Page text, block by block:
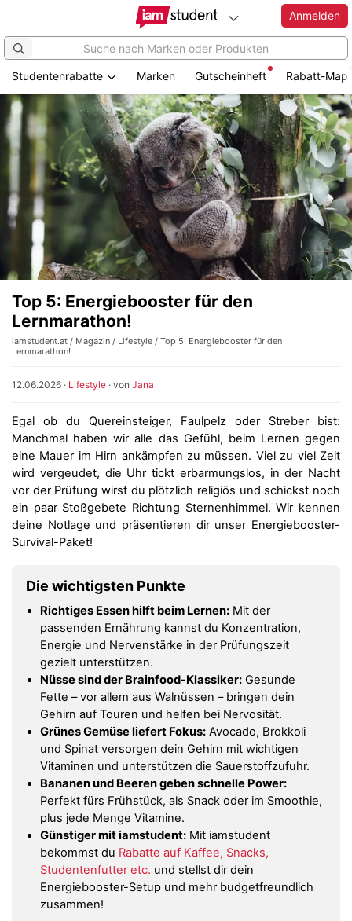
Anmelden
Studentenrabatte Marken Gutscheinheft Rabatt-Map
Top 5: Energiebooster für den
Lernmarathon!
iamstudent.at / Magazin / Lifestyle / Top 5: Energiebooster für den
Lernmarathon!
12.06.2026 · Lifestyle · von Jana
Egal ob du Quereinsteiger, Faulpelz oder Streber bist:
Manchmal haben wir alle das Gefühl, beim Lernen gegen
eine Mauer im Hirn ankämpfen zu müssen. Viel zu viel Zeit
wird vergeudet, die Uhr tickt erbarmungslos, in der Nacht
vor der Prüfung wirst du plötzlich religiös und schickst noch
ein paar Stoßgebete Richtung Sternenhimmel. Wir kennen
deine Notlage und präsentieren dir unser Energiebooster-
Survival-Paket!
Die wichtigsten Punkte
Richtiges Essen hilft beim Lernen: Mit der
passenden Ernährung kannst du Konzentration,
Energie und Nervenstärke in der Prüfungszeit
gezielt unterstützen.
Nüsse sind der Brainfood-Klassiker: Gesunde
Fette – vor allem aus Walnüssen – bringen dein
Gehirn auf Touren und helfen bei Nervosität.
Grünes Gemüse liefert Fokus: Avocado, Brokkoli
und Spinat versorgen dein Gehirn mit wichtigen
Vitaminen und unterstützen die Sauerstoffzufuhr.
Bananen und Beeren geben schnelle Power:
Perfekt fürs Frühstück, als Snack oder im Smoothie,
plus jede Menge Vitamine.
Günstiger mit iamstudent: Mit iamstudent
bekommst du Rabatte auf Kaffee, Snacks,
Studentenfutter etc. und stellst dir dein
Energiebooster-Setup und mehr budgetfreundlich
zusammen!